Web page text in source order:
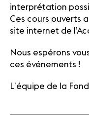
interprétation
Ces cours ouverts
site internet de
Nous espérons
ces événements !
L’équipe de la